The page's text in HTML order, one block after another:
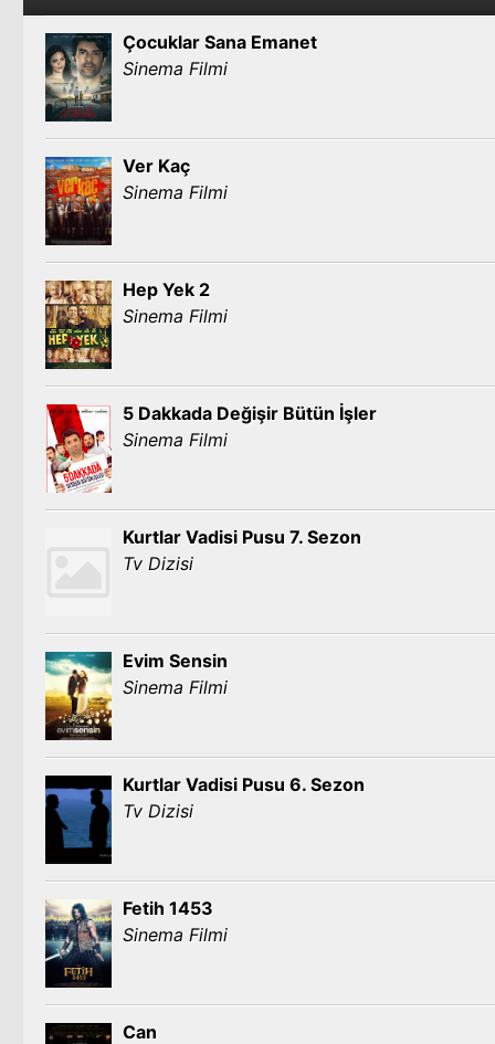
Çocuklar Sana Emanet
Sinema Filmi
Ver Kaç
Sinema Filmi
Hep Yek 2
Sinema Filmi
5 Dakkada Değişir Bütün İşler
Sinema Filmi
Kurtlar Vadisi Pusu 7. Sezon
Tv Dizisi
Evim Sensin
Sinema Filmi
Kurtlar Vadisi Pusu 6. Sezon
Tv Dizisi
Fetih 1453
Sinema Filmi
Can